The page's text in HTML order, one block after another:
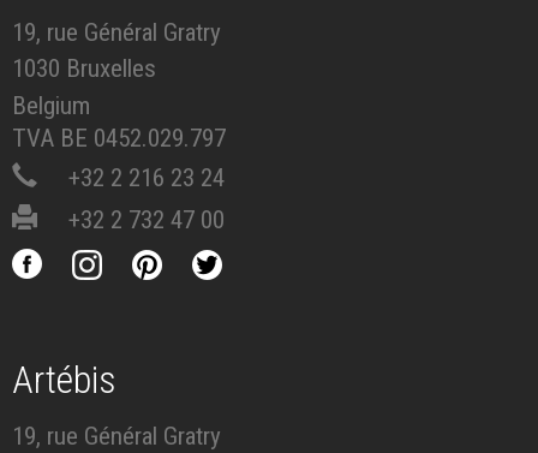
19, rue Général Gratry
1030 Bruxelles
Belgium
TVA BE 0452.029.797
+32 2 216 23 24
+32 2 732 47 00
Artébis
19, rue Général Gratry